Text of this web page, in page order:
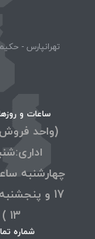
تهرانپارس -
ساعات و
(واحد
13 )
شماره